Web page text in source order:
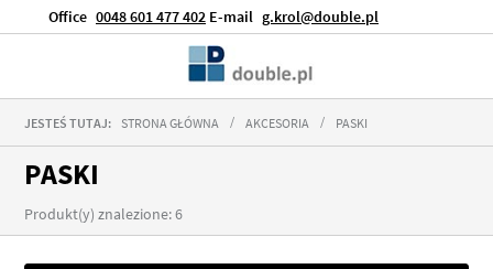
Office 0048 601 477 402 E-mail g.krol@double.pl
JESTEŚ TUTAJ: STRONA GŁÓWNA AKCESORIA PASKI
PASKI
Produkt(y) znalezione: 6